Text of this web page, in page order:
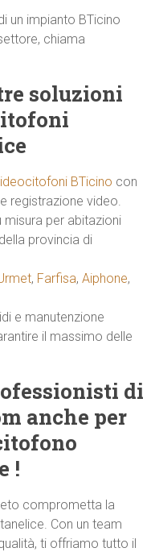
un impianto BTicino
chiama
soluzioni
BTicino con
registrazione video.
misura per abitazioni
provincia di
, Farfisa,Aiphone,
e manutenzione
il massimo delle
di
anche per
!
comprometta la
Con un team
ti offriamo tutto il